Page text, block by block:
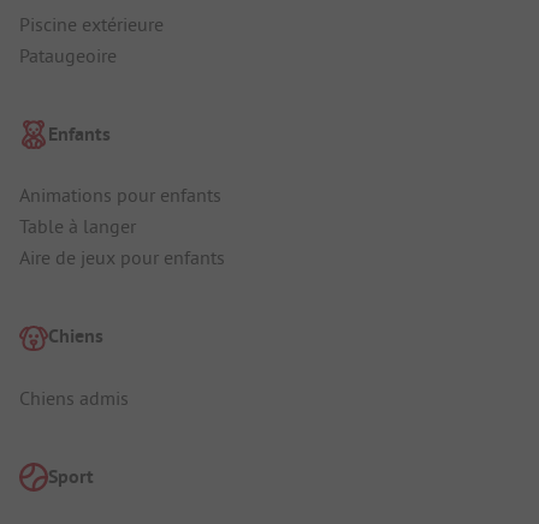
Piscine extérieure
Pataugeoire
Enfants
Animations pour enfants
Table à langer
Aire de jeux pour enfants
Chiens
Chiens admis
Sport